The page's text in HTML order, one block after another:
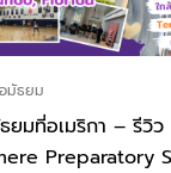
มัธยม
ยมที่อเมริกา – รีวิว
Preparatory